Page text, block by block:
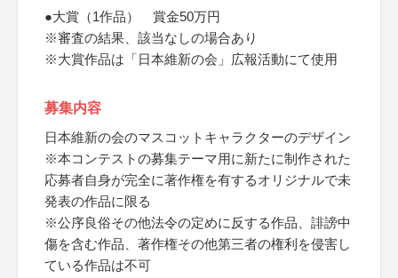
●大賞（1作品） 賞金50万円
※審査の結果、該当なしの場合あり
※大賞作品は「日本維新の会」広報活動にて使用
募集内容
日本維新の会のマスコットキャラクターのデザイン
※本コンテストの募集テーマ用に新たに制作された
応募者自身が完全に著作権を有するオリジナルで未
発表の作品に限る
※公序良俗その他法令の定めに反する作品、誹謗中
傷を含む作品、著作権その他第三者の権利を侵害し
ている作品は不可